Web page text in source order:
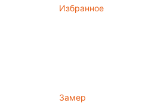
Избранное
Замер